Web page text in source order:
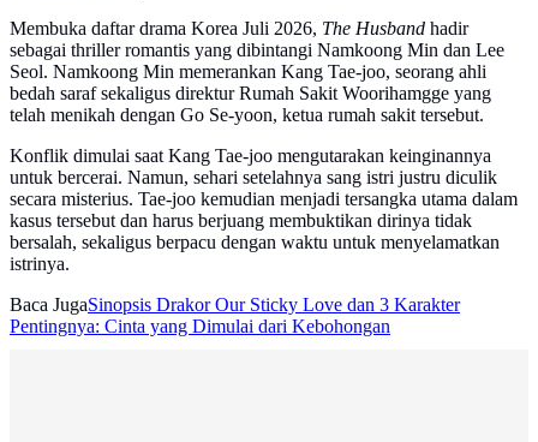
Membuka daftar drama Korea Juli 2026, The Husband hadir
sebagai thriller romantis yang dibintangi Namkoong Min dan Lee
Seol. Namkoong Min memerankan Kang Tae-joo, seorang ahli
bedah saraf sekaligus direktur Rumah Sakit Woorihamgge yang
telah menikah dengan Go Se-yoon, ketua rumah sakit tersebut.
Konflik dimulai saat Kang Tae-joo mengutarakan keinginannya
untuk bercerai. Namun, sehari setelahnya sang istri justru diculik
secara misterius. Tae-joo kemudian menjadi tersangka utama dalam
kasus tersebut dan harus berjuang membuktikan dirinya tidak
bersalah, sekaligus berpacu dengan waktu untuk menyelamatkan
istrinya.
Baca JugaSinopsis Drakor Our Sticky Love dan 3 Karakter
Pentingnya: Cinta yang Dimulai dari Kebohongan